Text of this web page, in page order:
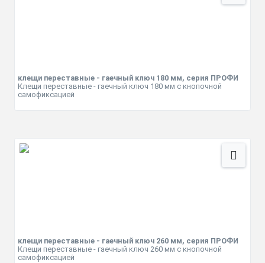
клещи переставные - гаечный ключ 180 мм, серия ПРОФИ
Клещи переставные - гаечный ключ 180 мм с кнопочной
самофиксацией
клещи переставные - гаечный ключ 260 мм, серия ПРОФИ
Клещи переставные - гаечный ключ 260 мм с кнопочной
самофиксацией